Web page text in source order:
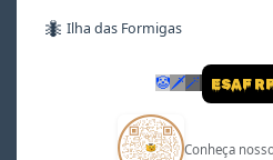
🐜 Ilha das Formigas
🤡 🗡🪄 ESAF
Conheça